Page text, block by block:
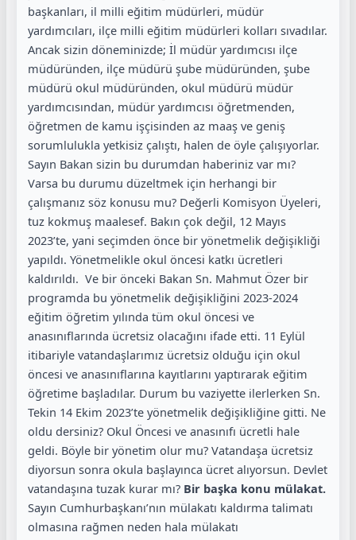
başkanları, il milli eğitim müdürleri, müdür
yardımcıları, ilçe milli eğitim müdürleri kolları sıvadılar.
Ancak sizin döneminizde; İl müdür yardımcısı ilçe
müdüründen, ilçe müdürü şube müdüründen, şube
müdürü okul müdüründen, okul müdürü müdür
yardımcısından, müdür yardımcısı öğretmenden,
öğretmen de kamu işçisinden az maaş ve geniş
sorumlulukla yetkisiz çalıştı, halen de öyle çalışıyorlar.
Sayın Bakan sizin bu durumdan haberiniz var mı?
Varsa bu durumu düzeltmek için herhangi bir
çalışmanız söz konusu mu? Değerli Komisyon Üyeleri,
tuz kokmuş maalesef. Bakın çok değil, 12 Mayıs
2023’te, yani seçimden önce bir yönetmelik değişikliği
yapıldı. Yönetmelikle okul öncesi katkı ücretleri
kaldırıldı. Ve bir önceki Bakan Sn. Mahmut Özer bir
programda bu yönetmelik değişikliğini 2023-2024
eğitim öğretim yılında tüm okul öncesi ve
anasınıflarında ücretsiz olacağını ifade etti. 11 Eylül
itibariyle vatandaşlarımız ücretsiz olduğu için okul
öncesi ve anasınıflarına kayıtlarını yaptırarak eğitim
öğretime başladılar. Durum bu vaziyette ilerlerken Sn.
Tekin 14 Ekim 2023’te yönetmelik değişikliğine gitti. Ne
oldu dersiniz? Okul Öncesi ve anasınıfı ücretli hale
geldi. Böyle bir yönetim olur mu? Vatandaşa ücretsiz
diyorsun sonra okula başlayınca ücret alıyorsun. Devlet
vatandaşına tuzak kurar mı? Bir başka konu mülakat.
Sayın Cumhurbaşkanı’nın mülakatı kaldırma talimatı
olmasına rağmen neden hala mülakatı